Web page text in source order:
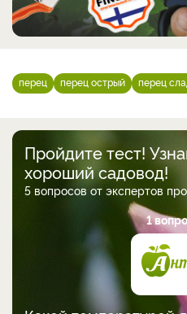
перец перец острый перец
Пройдите тест!
хороший садовод!
5 вопросов от экспертов
1